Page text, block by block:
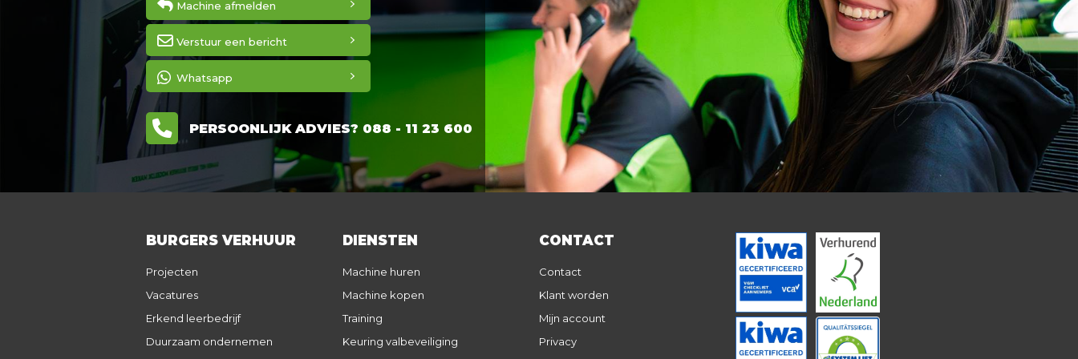
Machine afmelden
Verstuur een bericht
Whatsapp
PERSOONLIJK ADVIES? 088 - 11 23 600
BURGERS VERHUUR
Projecten
Vacatures
Erkend leerbedrijf
Duurzaam ondernemen
DIENSTEN
Machine huren
Machine kopen
Training
Keuring valbeveiliging
CONTACT
Contact
Klant worden
Mijn account
Privacy